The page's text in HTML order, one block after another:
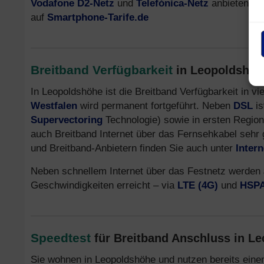
Vodafone D2-Netz und Telefónica-Netz anbieten.
auf Smartphone-Tarife.de
Breitband Verfügbarkeit in
In Leopoldshöhe ist die Breitband Verfügbarkeit in
Westfalen wird permanent fortgeführt. Neben DSL
Supervectoring Technologie) sowie in ersten
auch Breitband Internet über das Fernsehkabel
und Breitband-Anbietern finden Sie auch unter
Neben schnellem Internet über das Festnetz
Geschwindigkeiten erreicht – via LTE (4G) und
Speedtest für Breitband Anschluss in
Sie wohnen in Leopoldshöhe und nutzen bereits